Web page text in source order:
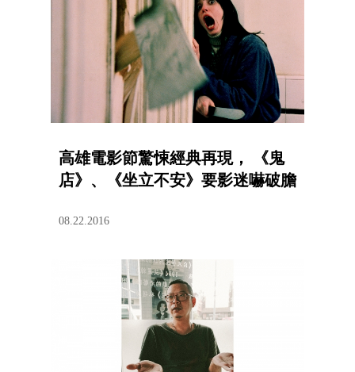
高雄電影節驚悚經典再現， 《鬼
店》、《坐立不安》要影迷嚇破膽
08.22.2016